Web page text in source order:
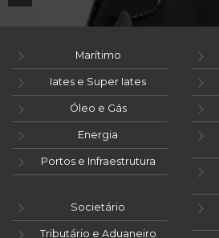
Marítimo
Iates e Super Iates
Óleo e Gás
Energia
Portos e Infraestrutura
Societário
Tributário e Aduaneiro